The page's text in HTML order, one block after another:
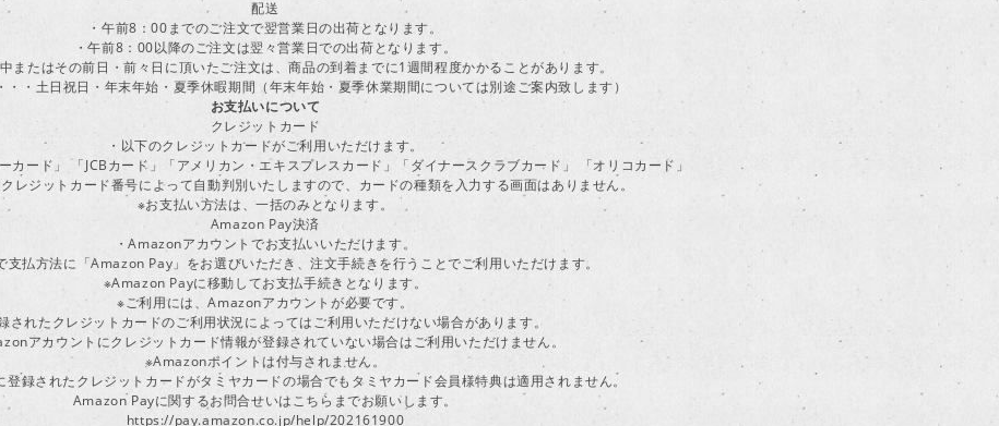
配送
・午前8：00までのご注文で翌営業日の出荷となります。
・午前8：00以降のご注文は翌々営業日での出荷となります。
またはその前日・前々日に頂いたご注文は、商品の到着までに1週間程度かかることがあります。
・土日祝日・年末年始・夏季休暇期間（年末年始・夏季休業期間については別途ご案内致します）
お支払いについて
クレジットカード
・以下のクレジットカードがご利用いただけます。
カード」 「JCBカード」「アメリカン・エキスプレスカード」「ダイナースクラブカード」 「オリコカード」
レジットカード番号によって自動判別いたしますので、カードの種類を入力する画面はありません。
※お支払い方法は、一括のみとなります。
Amazon Pay決済
・Amazonアカウントでお支払いいただけます。
支払方法に「Amazon Pay」をお選びいただき、注文手続きを行うことでご利用いただけます。
※Amazon Payに移動してお支払手続きとなります。
※ご利用には、Amazonアカウントが必要です。
されたクレジットカードのご利用状況によってはご利用いただけない場合があります。
アカウントにクレジットカード情報が登録されていない場合はご利用いただけません。
※Amazonポイントは付与されません。
録されたクレジットカードがタミヤカードの場合でもタミヤカード会員様特典は適用されません。
Amazon Payに関するお問合せいはこちらまでお願いします。
https://pay.amazon.co.jp/help/202161900